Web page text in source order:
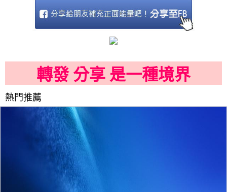
轉發 分享 是一種境界
熱門推薦